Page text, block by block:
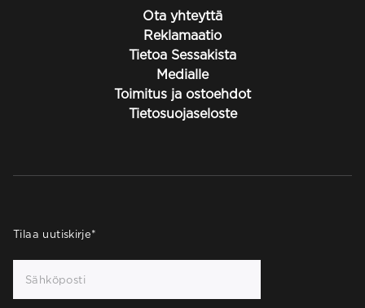
Ota yhteyttä
Reklamaatio
Tietoa Sessakista
Medialle
Toimitus ja ostoehdot
Tietosuojaseloste
Tilaa uutiskirje*